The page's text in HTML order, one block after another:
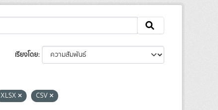
เรียงโดย
XLSX CSV